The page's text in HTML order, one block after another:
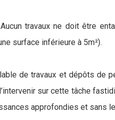
travaux ne doit être
surface inférieure à 5m²).
de travaux et dépôts de
sur cette tâche
approfondies et sans